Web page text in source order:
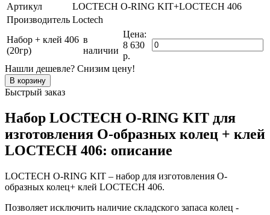
Артикул
LOCTECH O-RING KIT+LOCTECH 406
Производитель Loctech
Набор + клей 406
(20гр)
в
наличии
Цена:
8 630
р.
Нашли дешевле? Снизим цену!
Быстрый заказ
Набор LOCTECH O-RING KIT для
изготовления О-образных колец + клей
LOCTECH 406: описание
LOCTECH O-RING KIT – набор для изготовления О-
образных колец+ клей LOCTECH 406.
Позволяет исключить наличие складского запаса колец -